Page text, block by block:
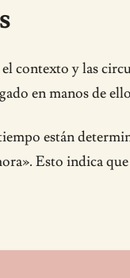
contexto y las
en manos de
están
Esto indica